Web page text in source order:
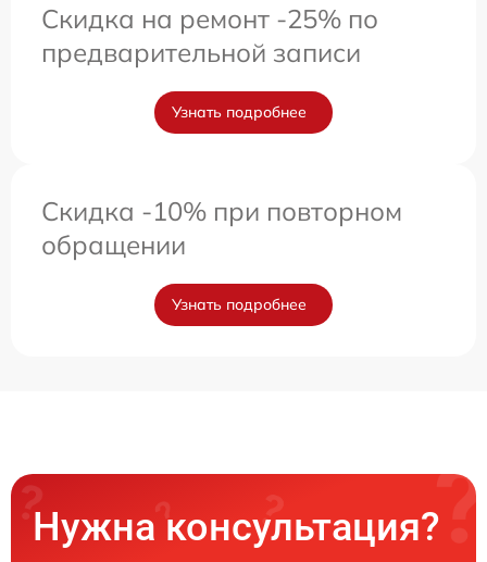
Скидка на ремонт -25% по
предварительной записи
Узнать подробнее
Скидка -10% при повторном
обращении
Узнать подробнее
Нужна консультация?